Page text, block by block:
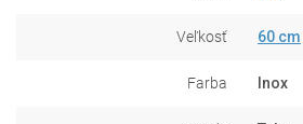
Veľkosť 60 cm
Farba Inox